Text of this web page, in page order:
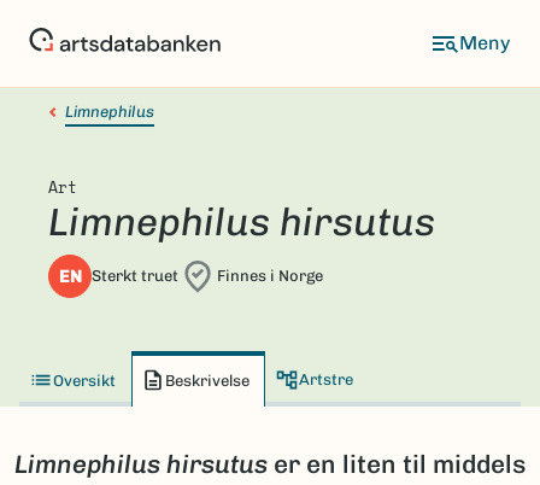
Limnephilus
Art
Limnephilus hirsutus
EN Sterkt truet Finnes i Norge
Oversikt Beskrivelse Artstre
Limnephilus hirsutus er en liten til middels